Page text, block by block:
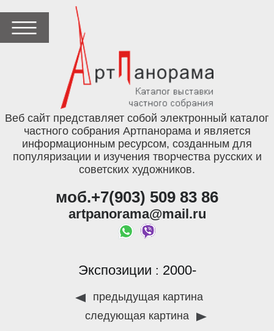
Веб сайт представляет собой электронный каталог
частного собрания Артпанорама и является
информационным ресурсом, созданным для
популяризации и изучения творчества русских и
советских художников.
моб.+7(903) 509 83 86
artpanorama@mail.ru
Экспозиции : 2000-
предыдущая картина
следующая картина